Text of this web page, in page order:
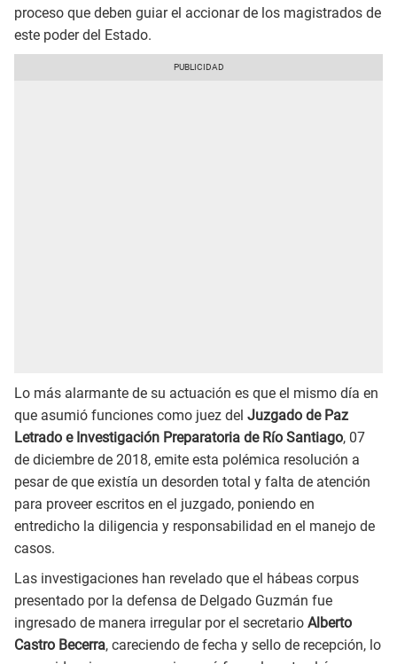
proceso que deben guiar el accionar de los magistrados de
este poder del Estado.
Lo más alarmante de su actuación es que el mismo día en
que asumió funciones como juez del Juzgado de Paz
Letrado e Investigación Preparatoria de Río Santiago, 07
de diciembre de 2018, emite esta polémica resolución a
pesar de que existía un desorden total y falta de atención
para proveer escritos en el juzgado, poniendo en
entredicho la diligencia y responsabilidad en el manejo de
casos.
Las investigaciones han revelado que el hábeas corpus
presentado por la defensa de Delgado Guzmán fue
ingresado de manera irregular por el secretario Alberto
Castro Becerra, careciendo de fecha y sello de recepción, lo